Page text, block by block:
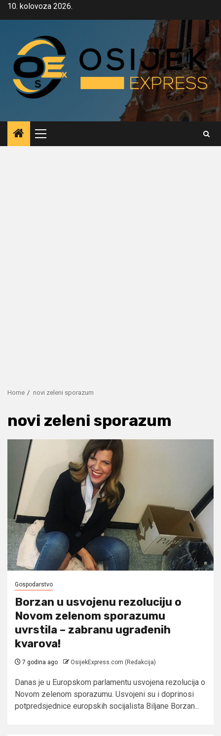
Skip10. kolovoza 2026.
Primary
Menu
Home novi zeleni sporazum
novi zeleni sporazum
Gospodarstvo
Borzan u usvojenu rezoluciju o
Novom zelenom sporazumu
uvrstila – zabranu ugrađenih
kvarova!
7 godina ago OsijekExpress.com (Redakcija)
Danas je u Europskom parlamentu usvojena rezolucija o
Novom zelenom sporazumu. Usvojeni su i doprinosi
potpredsjednice europskih socijalista Biljane Borzan...